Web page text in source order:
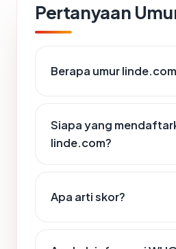
Pertanyaan
Berapa umur
Siapa yang
linde.com?
Apa arti skor?